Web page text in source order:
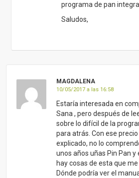
programa de pan
Saludos,
MAGDALENA
10/05/2017 a las 16:58
Estaría interesada en
Sana , pero después de
sobre lo difícil de la
para atrás. Con ese precio
explicado, no lo
unos años uñas Pin Pan
hay cosas de esta que
Dónde podría ver el